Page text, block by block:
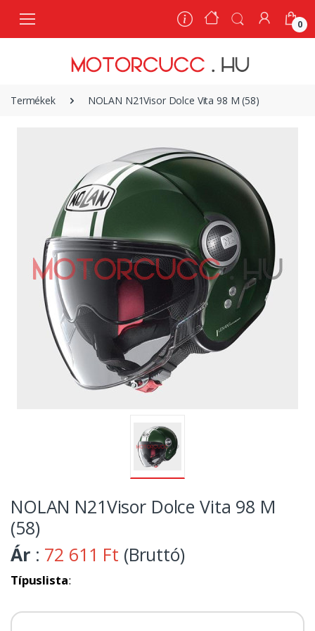
0
Termékek NOLAN N21Visor Dolce Vita 98 M (58)
NOLAN N21Visor Dolce Vita 98 M
(58)
Ár : 72 611 Ft (Bruttó)
Típuslista:
0